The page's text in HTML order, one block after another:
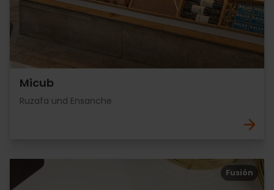
Micub
Ruzafa und Ensanche
Fusión